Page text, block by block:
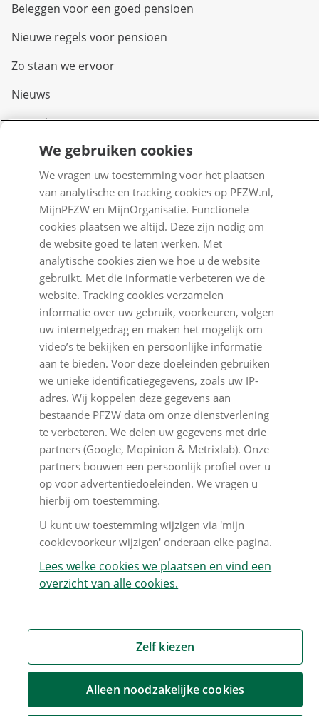
Beleggen voor een goed pensioen
Nieuwe regels voor pensioen
Zo staan we ervoor
Nieuws
Voor de pers
PFZW Dichtbij
Werken bij PFZW
Responsible disclosure
Digitale toegankelijkheid
Goed Bezig
Klantenservice
Contact
Veelgestelde vragen
Klachtenregeling
Nieuwsbrief
Digitale post
Formulieren
Disclaimer en copyright
Privacy en cookies
Mijn cookievoorkeur wijzigen
We gebruiken cookies
We vragen uw toestemming voor het plaatsen
van analytische en tracking cookies op PFZW.nl,
MijnPFZW en MijnOrganisatie. Functionele
cookies plaatsen we altijd. Deze zijn nodig om
de website goed te laten werken. Met
analytische cookies zien we hoe u de website
gebruikt. Met die informatie verbeteren we de
website. Tracking cookies verzamelen
informatie over uw gebruik, voorkeuren, volgen
uw internetgedrag en maken het mogelijk om
video’s te bekijken en persoonlijke informatie
aan te bieden. Voor deze doeleinden gebruiken
we unieke identificatiegegevens, zoals uw IP-
adres. Wij koppelen deze gegevens aan
bestaande PFZW data om onze dienstverlening
te verbeteren. We delen uw gegevens met drie
partners (Google, Mopinion & Metrixlab). Onze
partners bouwen een persoonlijk profiel over u
op voor advertentiedoeleinden. We vragen u
hierbij om toestemming.
U kunt uw toestemming wijzigen via 'mijn
cookievoorkeur wijzigen' onderaan elke pagina.
Lees welke cookies we plaatsen en vind een
overzicht van alle cookies.
Zelf kiezen
Alleen noodzakelijke cookies